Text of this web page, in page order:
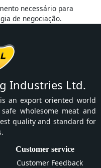
necessário para
de negociação.
Industries Ltd.
an export oriented world
wholesome meat and
quality and standard for
Customer service
Customer Feedback